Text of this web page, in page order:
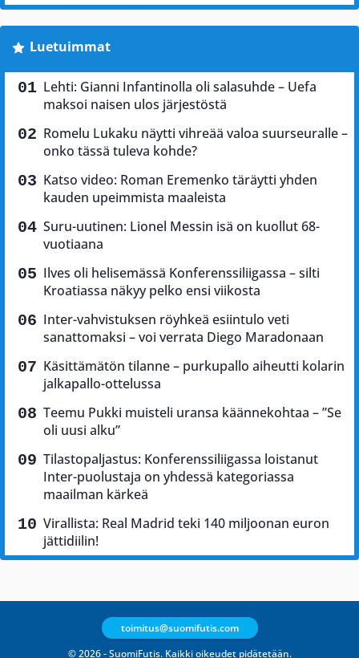
Luetuimmat
Lehti: Gianni Infantinolla oli salasuhde – Uefa
maksoi naisen ulos järjestöstä
Romelu Lukaku näytti vihreää valoa suurseuralle –
onko tässä tuleva kohde?
Katso video: Roman Eremenko täräytti yhden
kauden upeimmista maaleista
Suru-uutinen: Lionel Messin isä on kuollut 68-
vuotiaana
Ilves oli helisemässä Konferenssiliigassa – silti
Kroatiassa näkyy pelko ensi viikosta
Inter-vahvistuksen röyhkeä esiintulo veti
sanattomaksi – voi verrata Diego Maradonaan
Käsittämätön tilanne – purkupallo aiheutti kolarin
jalkapallo-ottelussa
Teemu Pukki muisteli uransa käännekohtaa – ”Se
oli uusi alku”
Tilastopaljastus: Konferenssiliigassa loistanut
Inter-puolustaja on yhdessä kategoriassa
maailman kärkeä
Virallista: Real Madrid teki 140 miljoonan euron
jättidiilin!
© 2026 - SuomiFutis. Kaikki oikeudet pidätetään.
toimitus@suomifutis.com